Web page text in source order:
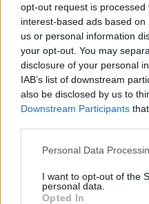
opt-out request is
interest-based ads based
us or personal information
your opt-out. You may
disclosure of your personal
IAB’s list of downstream
also be disclosed by us to
Downstream Participants
Personal Data
I want to opt-out of the
personal data.
Opted In
Prenumerera
äldsta